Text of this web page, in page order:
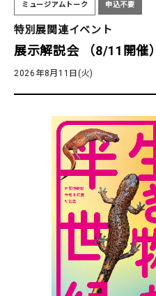
ミュージアムトーク 申込不要
特別展関連イベント
展示解説会 （8/11開催）
2026年8月11日(火)